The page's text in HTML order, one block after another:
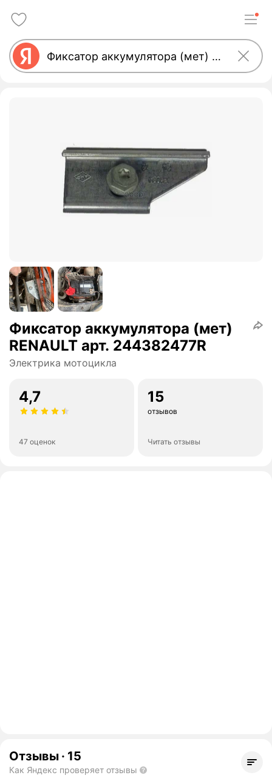
Фиксатор аккумулятора (мет)
RENAULT арт. 244382477R
Электрика мотоцикла
4,7
47 оценок
15
отзывов
Читать отзывы
Отзывы · 15
Как Яндекс проверяет отзывы